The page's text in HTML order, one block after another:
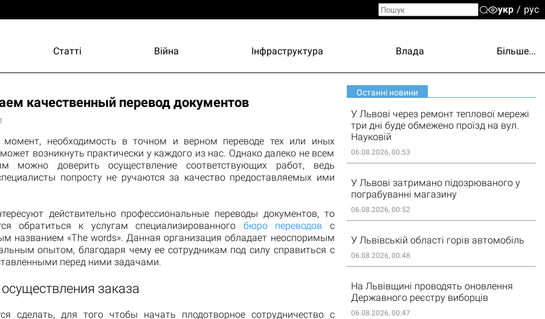
укр рус
Статті Війна Інфраструктура Влада Більше...
качественный перевод документов
момент, необходимость в точном и верном переводе тех или иных
возникнуть практически у каждого из нас. Однако далеко не всем
можно доверить осуществление соответствующих работ, ведь
попросту не ручаются за качество предоставляемых ими
действительно профессиональные переводы документов, то
обратиться к услугам специализированного бюро переводов с
названием «Тhe words». Данная организация обладает неоспоримым
опытом, благодаря чему ее сотрудникам под силу справиться с
перед ними задачами.
заказа
сделать, для того чтобы начать плодотворное сотрудничество с
Останні новини
У Львові через ремонт теплової мережі
три дні буде обмежено проїзд на вул.
Науковій
06.08.2026, 00:53
У Львові затримано підозрюваного у
пограбуванні магазину
06.08.2026, 00:52
У Львівській області горів автомобіль
06.08.2026, 00:48
На Львівщині проводять оновлення
Державного реєстру виборців
06.08.2026, 00:47